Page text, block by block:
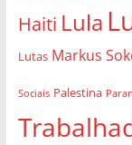
Haiti Lula
Lutas Markus
Sociais Palestina